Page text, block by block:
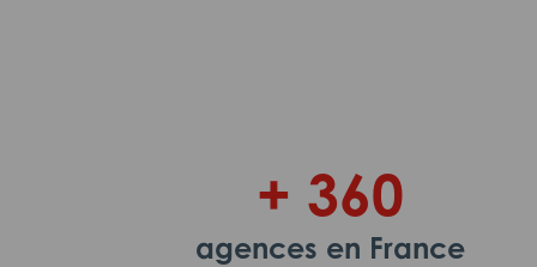
+ 360
agences en France